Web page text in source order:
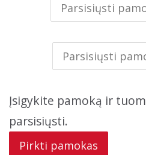
Parsisiųsti
Parsisiųsti
Įsigykite pamoką ir
parsisiųsti.
Pirkti pamokas